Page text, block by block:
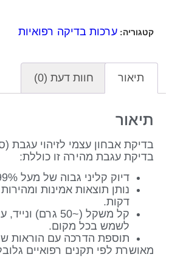
קטגוריה: ערכות בדיקה רפואיות
תיאור חוות דעת (0)
תיאור
בדיקת אבחון עצמי לזיהוי עגבת
בדיקת עגבת מהירה זו כוללת:
דיוק קליני גבוה של מעל 99%.
דקות.
קל משקל (~50 גרם)
לשמש בכל מקום.
תוספת הדרכה עם הוראות
מאושרת לפי תקנים רפואיים